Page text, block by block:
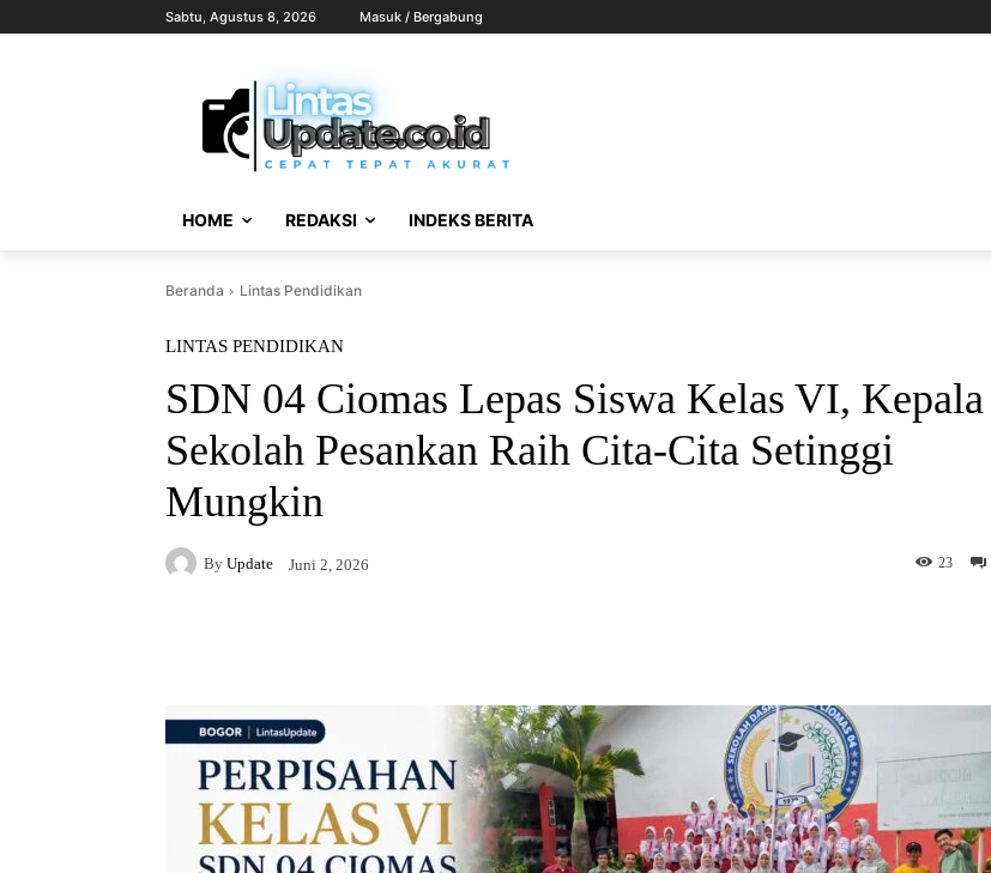
Sabtu, Agustus 8, 2026 Masuk / Bergabung
HOME REDAKSI INDEKS BERITA
Beranda Lintas Pendidikan
LINTAS PENDIDIKAN
SDN 04 Ciomas Lepas Siswa Kelas VI, Kepala
Sekolah Pesankan Raih Cita-Cita Setinggi
Mungkin
By Update Juni 2, 2026 23